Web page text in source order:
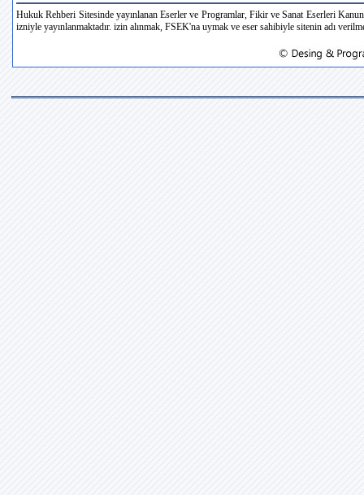
Hukuk Rehberi Sitesinde yayınlanan Eserler ve Programlar, Fikir ve Sanat Eserleri
izniyle yayınlanmaktadır. izin alınmak, FSEK'na uymak ve eser sahibiyle sitenin adı